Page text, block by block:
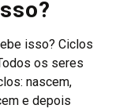
isso? Ciclos
os seres
nascem,
e depois